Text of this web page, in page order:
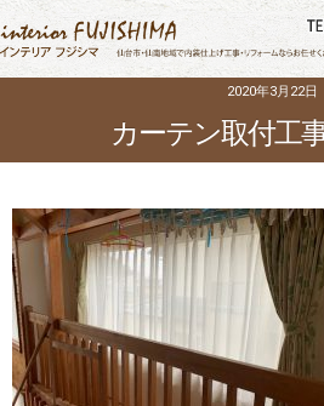
2020年3月22日
カーテン取付工